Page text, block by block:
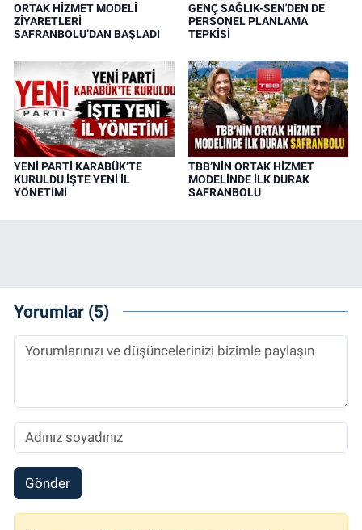
ORTAK HİZMET MODELİ
ZİYARETLERİ
SAFRANBOLU’DAN BAŞLADI
GENÇ SAĞLIK-SEN'DEN DE
PERSONEL PLANLAMA
TEPKİSİ
YENİ PARTİ KARABÜK’TE
KURULDU İŞTE YENİ İL
YÖNETİMİ
TBB’NİN ORTAK HİZMET
MODELİNDE İLK DURAK
SAFRANBOLU
Yorumlar (5)
Gönder